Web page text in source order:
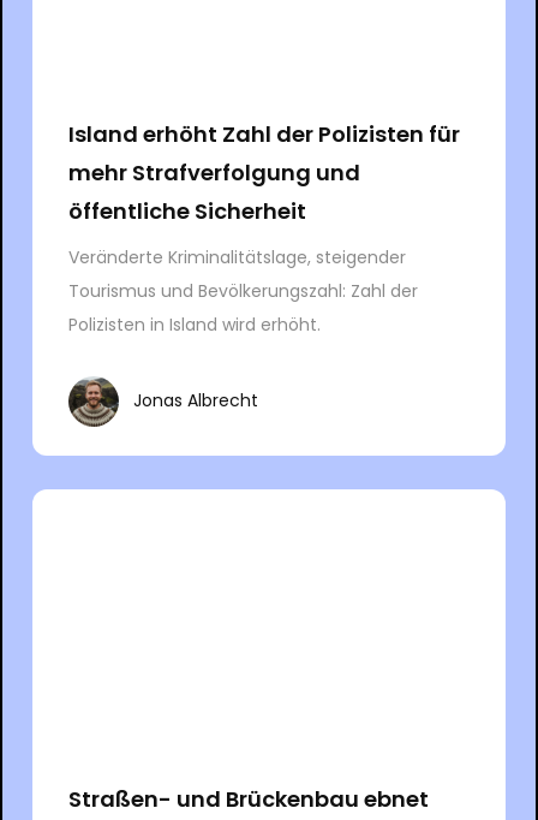
Island erhöht Zahl der Polizisten für
mehr Strafverfolgung und
öffentliche Sicherheit
Veränderte Kriminalitätslage, steigender
Tourismus und Bevölkerungszahl: Zahl der
Polizisten in Island wird erhöht.
Jonas Albrecht
Straßen- und Brückenbau ebnet